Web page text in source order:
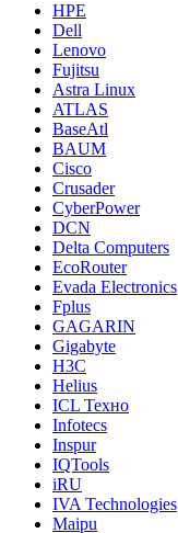
HPE
Dell
Lenovo
Fujitsu
Astra Linux
ATLAS
BaseAtl
BAUM
Cisco
Crusader
CyberPower
DCN
Delta Computers
EcoRouter
Evada Electronics
Fplus
GAGARIN
Gigabyte
H3C
Helius
ICL Техно
Infotecs
Inspur
IQTools
iRU
IVA Technologies
Maipu